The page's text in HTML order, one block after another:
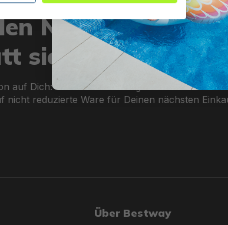
Newsletter
sichern!
auf Dich: Mit der Anmeldung zu unserem
nicht reduzierte Ware für Deinen nächsten
Über Bestway